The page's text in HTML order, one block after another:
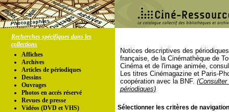
Recherches spécifiques dans les
collections
Affiches
Archives
Articles de périodiques
Dessins
Ouvrages
Photos en accés réservé
Revues de presse
Vidéos (DVD et VHS)
Notices descriptives des
française, de la Cinémathèque de
Cinéma et de l'image animée,
Les titres Cinémagazine et Paris-
coopération avec la BNF.
périodiques)
Sélectionner les critères de